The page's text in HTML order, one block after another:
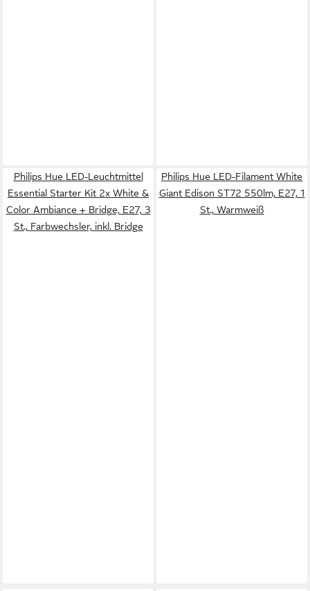
Philips Hue LED-Leuchtmittel
Essential Starter Kit 2x White &
Color Ambiance + Bridge, E27, 3
St., Farbwechsler, inkl. Bridge
Philips Hue LED-Filament White
Giant Edison ST72 550lm, E27, 1
St., Warmweiß